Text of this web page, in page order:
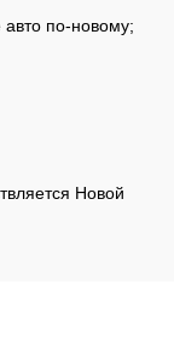
по-новому;
Новой